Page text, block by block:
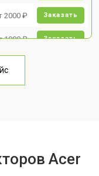
2000 ₽ Заказать
1900 ₽ Заказать
Acer